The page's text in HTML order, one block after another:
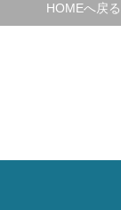
HOMEへ戻る